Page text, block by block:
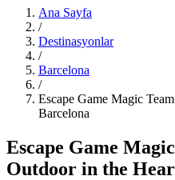
Ana Sayfa
/
Destinasyonlar
/
Barcelona
/
Escape Game Magic
Barcelona
Escape Game
Outdoor in the